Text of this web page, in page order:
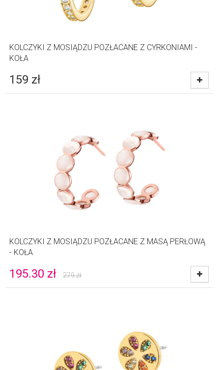
KOLCZYKI Z MOSIĄDZU POZŁACANE Z CYRKONIAMI -
KOŁA
159 zł
KOLCZYKI Z MOSIĄDZU POZŁACANE Z MASĄ PERŁOWĄ
- KOŁA
195.30 zł 279zł